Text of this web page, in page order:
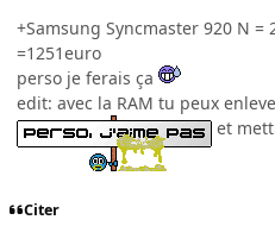
+Samsung Syncmaster 920 N =
=1251euro
perso je ferais ça
edit: avec la RAM tu peux
et
Citer